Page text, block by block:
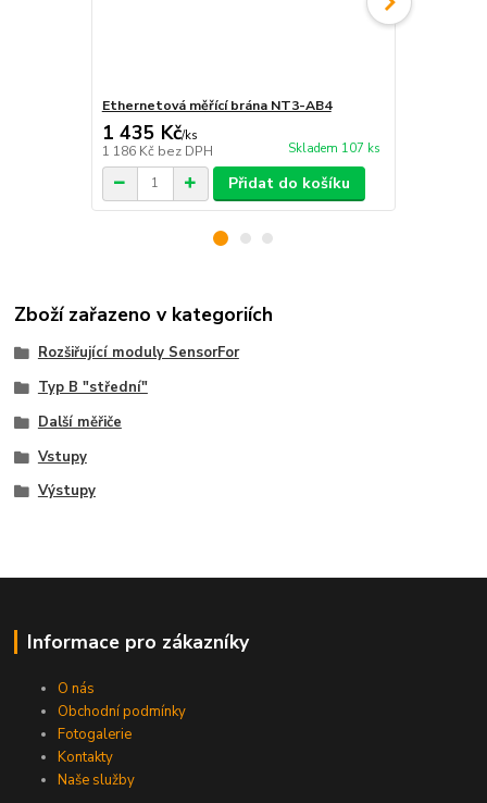
Ethernetová měřící brána NT3-AB4
1 435 Kč/ks
1 186 Kč bez DPH Skladem 107 ks
Přidat do košíku
Zboží zařazeno v kategoriích
Rozšiřující moduly SensorFor
Typ B "střední"
Další měřiče
Vstupy
Výstupy
Informace pro zákazníky
O nás
Obchodní podmínky
Fotogalerie
Kontakty
Naše služby